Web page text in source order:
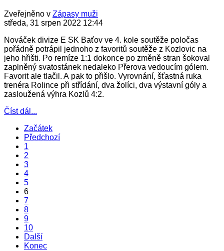
Zveřejněno v Zápasy muži
středa, 31 srpen 2022 12:44
Nováček divize E SK Baťov ve 4. kole soutěže poločas
pořádně potrápil jednoho z favoritů soutěže z Kozlovic na
jeho hřišti. Po remíze 1:1 dokonce po změně stran šokoval
zaplněný svatostánek nedaleko Přerova vedoucím gólem.
Favorit ale tlačil. A pak to přišlo. Vyrovnání, šťastná ruka
trenéra Rolince při střídání, dva žolíci, dva výstavní góly a
zasloužená výhra Kozlů 4:2.
Číst dál...
Začátek
Předchozí
1
2
3
4
5
6
7
8
9
10
Další
Konec